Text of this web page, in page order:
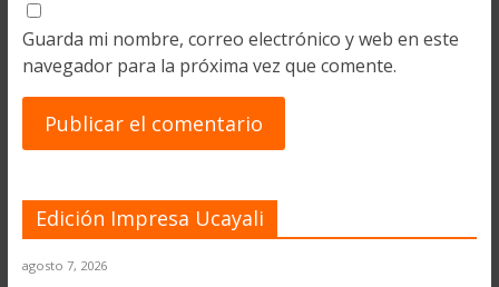
Guarda mi nombre, correo electrónico y web en este
navegador para la próxima vez que comente.
Edición Impresa Ucayali
agosto 7, 2026